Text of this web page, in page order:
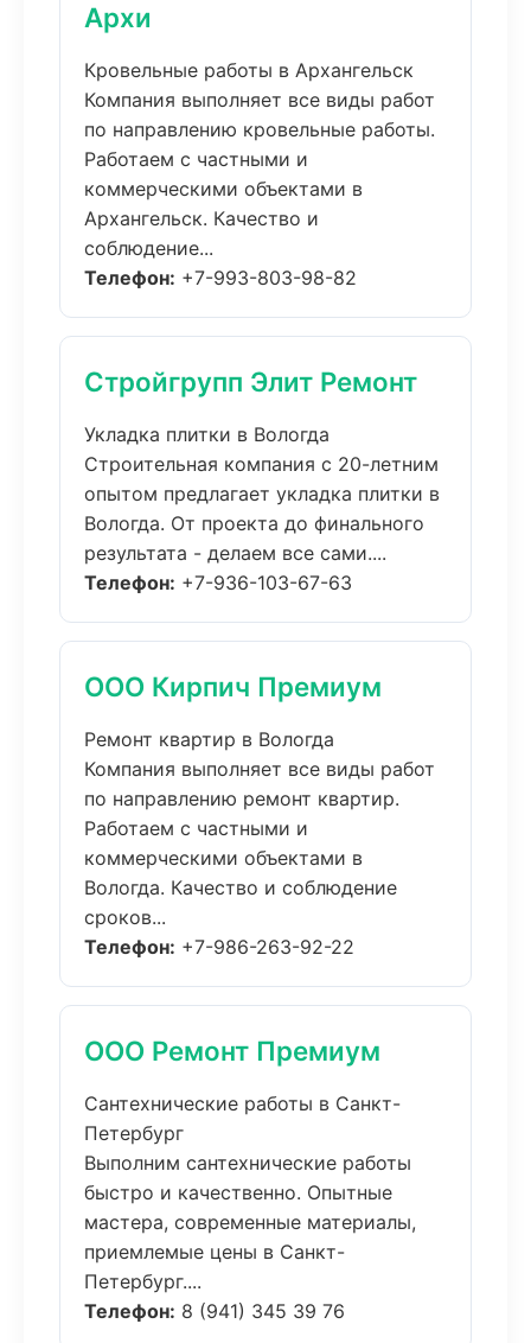
Архи
Кровельные работы в Архангельск
Компания выполняет все виды работ
по направлению кровельные работы.
Работаем с частными и
коммерческими объектами в
Архангельск. Качество и
соблюдение...
Телефон: +7-993-803-98-82
Стройгрупп Элит Ремонт
Укладка плитки в Вологда
Строительная компания с 20-летним
опытом предлагает укладка плитки в
Вологда. От проекта до финального
результата - делаем все сами....
Телефон: +7-936-103-67-63
ООО Кирпич Премиум
Ремонт квартир в Вологда
Компания выполняет все виды работ
по направлению ремонт квартир.
Работаем с частными и
коммерческими объектами в
Вологда. Качество и соблюдение
сроков...
Телефон: +7-986-263-92-22
ООО Ремонт Премиум
Сантехнические работы в Санкт-
Петербург
Выполним сантехнические работы
быстро и качественно. Опытные
мастера, современные материалы,
приемлемые цены в Санкт-
Петербург....
Телефон: 8 (941) 345 39 76